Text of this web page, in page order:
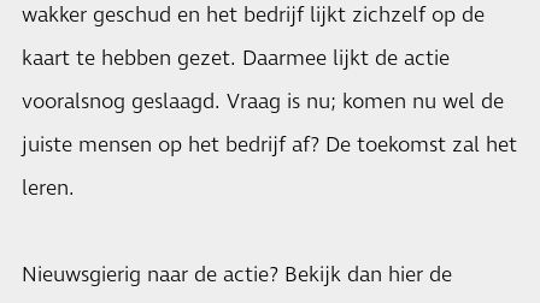
wakker geschud en het bedrijf lijkt zichzelf op de
kaart te hebben gezet. Daarmee lijkt de actie
vooralsnog geslaagd. Vraag is nu; komen nu wel de
juiste mensen op het bedrijf af? De toekomst zal het
leren.
Nieuwsgierig naar de actie? Bekijk dan hier de